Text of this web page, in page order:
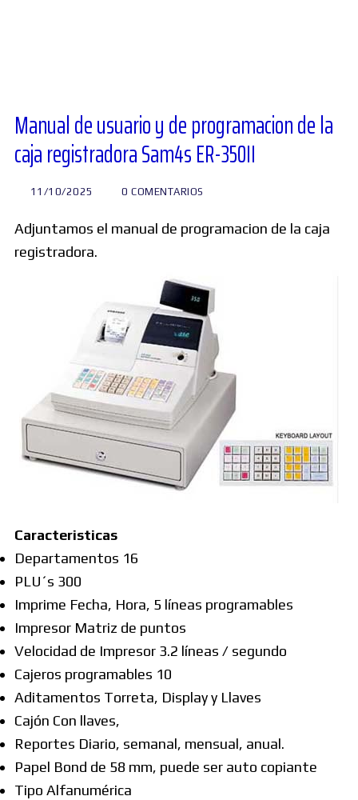
Foros
Buscar:
Manual de usuario y de programacion de la
caja registradora Sam4s ER-350II
11/10/2025 0 COMENTARIOS
Adjuntamos el manual de programacion de la caja
registradora.
Caracteristicas
Departamentos 16
PLU´s 300
Imprime Fecha, Hora, 5 líneas programables
Impresor Matriz de puntos
Velocidad de Impresor 3.2 líneas / segundo
Cajeros programables 10
Aditamentos Torreta, Display y Llaves
Cajón Con llaves,
Reportes Diario, semanal, mensual, anual.
Papel Bond de 58 mm, puede ser auto copiante
Tipo Alfanumérica